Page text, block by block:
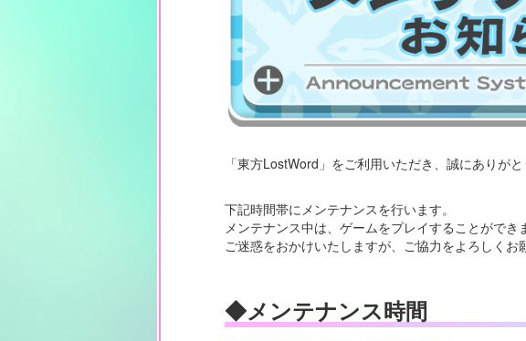
「東方LostWord」をご利用いただき、誠にありがと
下記時間帯にメンテナンスを行います。
メンテナンス中は、ゲームをプレイすることができ
ご迷惑をおかけいたしますが、ご協力をよろしくお
◆メンテナンス時間